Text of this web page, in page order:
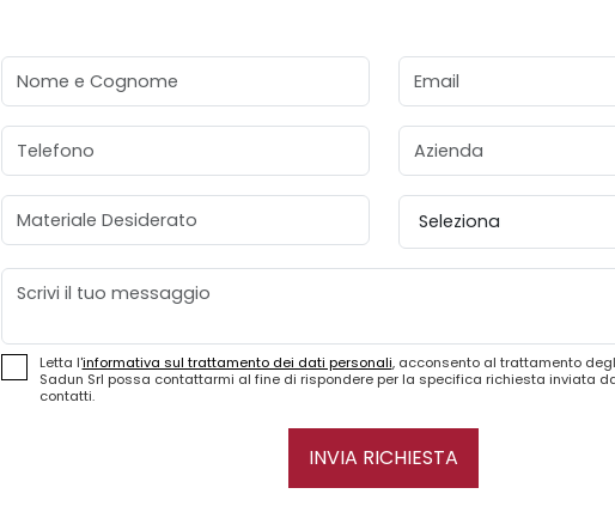
Nome e Cognome Email
Telefono Azienda
Materiale Desiderato Provincia
Messaggio
Letta l'informativa sul trattamento dei dati personali, acconsento al trattamento
Sadun Srl possa contattarmi al fine di rispondere per la specifica richiesta inviata
contatti.
INVIA RICHIESTA